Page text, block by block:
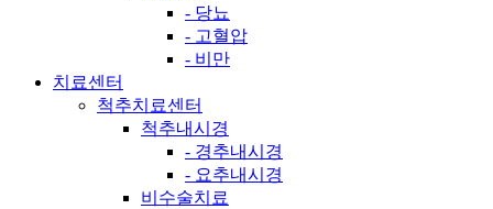
- 당뇨
- 고혈압
- 비만
치료센터
척추치료센터
척추내시경
- 경추내시경
- 요추내시경
비수술치료